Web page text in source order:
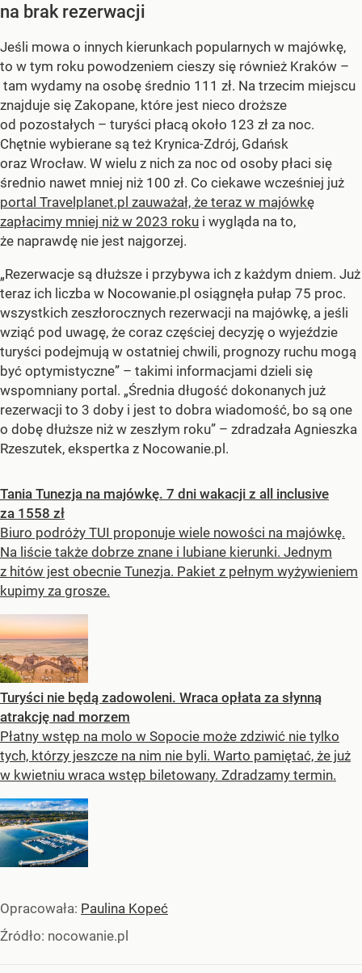
na brak rezerwacji
Jeśli mowa o innych kierunkach popularnych w majówkę,
to w tym roku powodzeniem cieszy się również Kraków –
tam wydamy na osobę średnio 111 zł. Na trzecim miejscu
znajduje się Zakopane, które jest nieco droższe
od pozostałych – turyści płacą około 123 zł za noc.
Chętnie wybierane są też Krynica-Zdrój, Gdańsk
oraz Wrocław. W wielu z nich za noc od osoby płaci się
średnio nawet mniej niż 100 zł. Co ciekawe wcześniej już
portal Travelplanet.pl zauważał, że teraz w majówkę
zapłacimy mniej niż w 2023 roku i wygląda na to,
że naprawdę nie jest najgorzej.
„Rezerwacje są dłuższe i przybywa ich z każdym dniem. Już
teraz ich liczba w Nocowanie.pl osiągnęła pułap 75 proc.
wszystkich zeszłorocznych rezerwacji na majówkę, a jeśli
wziąć pod uwagę, że coraz częściej decyzję o wyjeździe
turyści podejmują w ostatniej chwili, prognozy ruchu mogą
być optymistyczne” – takimi informacjami dzieli się
wspomniany portal. „Średnia długość dokonanych już
rezerwacji to 3 doby i jest to dobra wiadomość, bo są one
o dobę dłuższe niż w zeszłym roku” – zdradzała Agnieszka
Rzeszutek, ekspertka z Nocowanie.pl.
Tania Tunezja na majówkę. 7 dni wakacji z all inclusive
za 1558 zł
Biuro podróży TUI proponuje wiele nowości na majówkę.
Na liście także dobrze znane i lubiane kierunki. Jednym
z hitów jest obecnie Tunezja. Pakiet z pełnym wyżywieniem
kupimy za grosze.
Turyści nie będą zadowoleni. Wraca opłata za słynną
atrakcję nad morzem
Płatny wstęp na molo w Sopocie może zdziwić nie tylko
tych, którzy jeszcze na nim nie byli. Warto pamiętać, że już
w kwietniu wraca wstęp biletowany. Zdradzamy termin.
Opracowała: Paulina Kopeć
Źródło: nocowanie.pl